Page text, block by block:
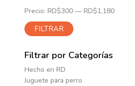
FILTRAR
Precio: RD$300 — RD$1,180
Filtrar por Categorías
Hecho en RD
Juguete para perro